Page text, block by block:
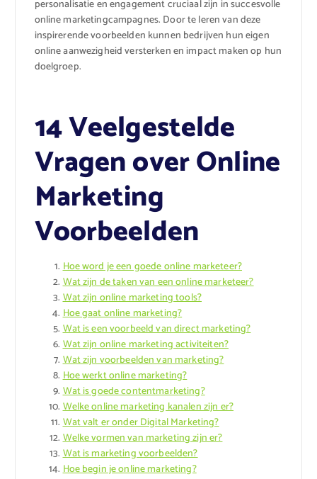
personalisatie en engagement cruciaal zijn in succesvolle
online marketingcampagnes. Door te leren van deze
inspirerende voorbeelden kunnen bedrijven hun eigen
online aanwezigheid versterken en impact maken op hun
doelgroep.
14 Veelgestelde
Vragen over Online
Marketing
Voorbeelden
Hoe word je een goede online marketeer?
Wat zijn de taken van een online marketeer?
Wat zijn online marketing tools?
Hoe gaat online marketing?
Wat is een voorbeeld van direct marketing?
Wat zijn online marketing activiteiten?
Wat zijn voorbeelden van marketing?
Hoe werkt online marketing?
Wat is goede contentmarketing?
Welke online marketing kanalen zijn er?
Wat valt er onder Digital Marketing?
Welke vormen van marketing zijn er?
Wat is marketing voorbeelden?
Hoe begin je online marketing?